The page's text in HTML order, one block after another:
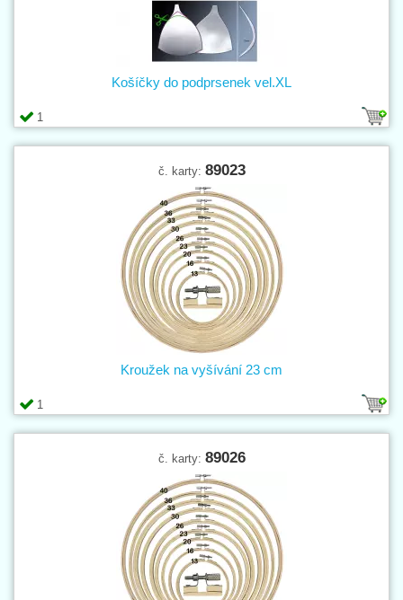
1
Košíčky do podprsenek vel.XL
č. karty: 89023
1
Kroužek na vyšívání 23 cm
č. karty: 89026